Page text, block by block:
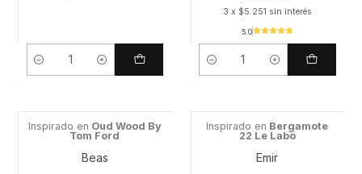
Cantidad
3 x $5.251 sin interés
5.0
Cantidad
Inspirado en Oud Wood By
Tom Ford
Beas
Inspirado en Bergamote
22 Le Labo
Emir